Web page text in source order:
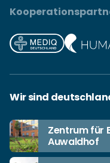
Wir sind
Zentrum für
Auwaldhof